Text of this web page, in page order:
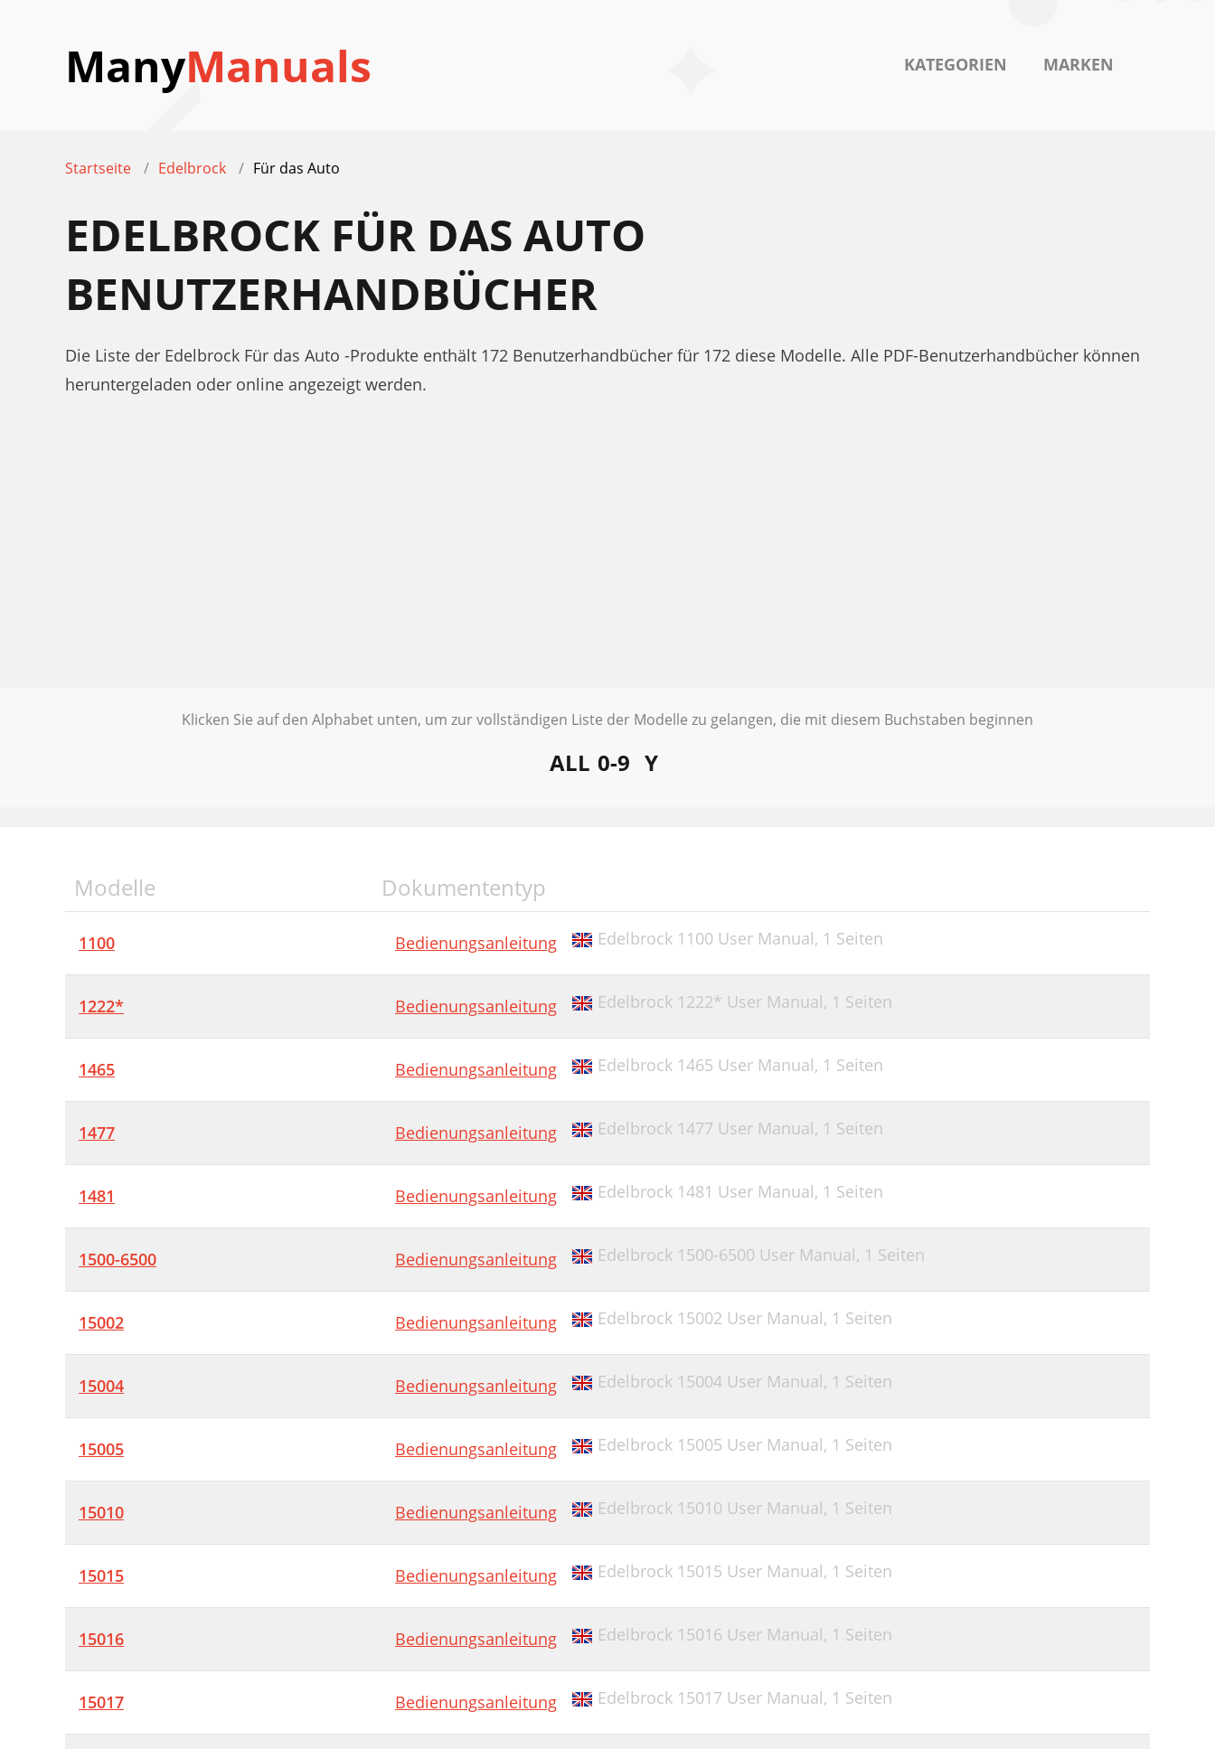
ManyManuals KATEGORIEN MARKEN
Startseite Edelbrock Für das Auto
EDELBROCK FÜR DAS AUTO
BENUTZERHANDBÜCHER
Die Liste der Edelbrock Für das Auto -Produkte enthält 172 Benutzerhandbücher für 172 diese Modelle. Alle PDF-Benutzerhandbücher können
heruntergeladen oder online angezeigt werden.
Klicken Sie auf den Alphabet unten, um zur vollständigen Liste der Modelle zu gelangen, die mit diesem Buchstaben beginnen
ALL 0-9 Y
Modelle Dokumententyp
1100 Bedienungsanleitung Edelbrock 1100 User Manual, 1 Seiten
1222* Bedienungsanleitung Edelbrock 1222* User Manual, 1 Seiten
1465 Bedienungsanleitung Edelbrock 1465 User Manual, 1 Seiten
1477 Bedienungsanleitung Edelbrock 1477 User Manual, 1 Seiten
1481 Bedienungsanleitung Edelbrock 1481 User Manual, 1 Seiten
1500-6500 Bedienungsanleitung Edelbrock 1500-6500 User Manual, 1 Seiten
15002 Bedienungsanleitung Edelbrock 15002 User Manual, 1 Seiten
15004 Bedienungsanleitung Edelbrock 15004 User Manual, 1 Seiten
15005 Bedienungsanleitung Edelbrock 15005 User Manual, 1 Seiten
15010 Bedienungsanleitung Edelbrock 15010 User Manual, 1 Seiten
15015 Bedienungsanleitung Edelbrock 15015 User Manual, 1 Seiten
15016 Bedienungsanleitung Edelbrock 15016 User Manual, 1 Seiten
15017 Bedienungsanleitung Edelbrock 15017 User Manual, 1 Seiten